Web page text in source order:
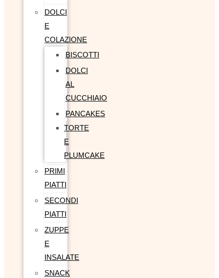
DOLCI
E
COLAZIONE
BISCOTTI
DOLCI
AL
CUCCHIAIO
PANCAKES
TORTE
E
PLUMCAKE
PRIMI
PIATTI
SECONDI
PIATTI
ZUPPE
E
INSALATE
SNACK